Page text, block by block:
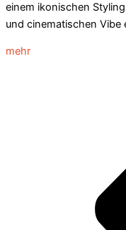
einem ikonischen
und cinematischen Vibe
mehr